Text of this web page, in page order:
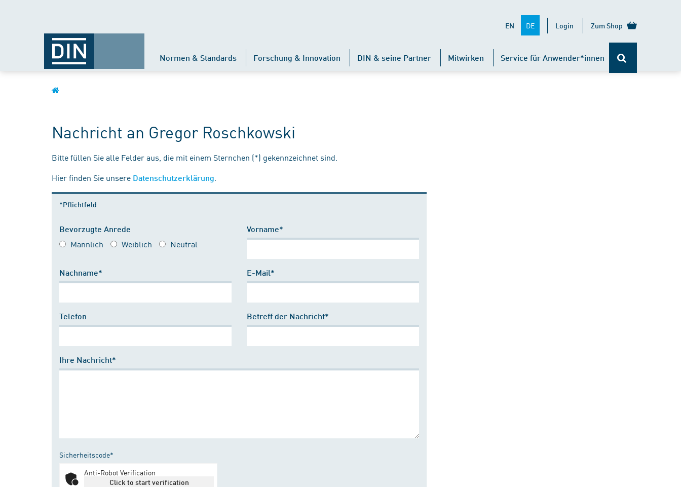
EN DE Login Zum Shop
Normen & Standards Forschung & Innovation DIN & seine Partner Mitwirken Service für Anwender*innen
Nachricht an Gregor Roschkowski
Bitte füllen Sie alle Felder aus, die mit einem Sternchen (*) gekennzeichnet sind.
Hier finden Sie unsere Datenschutzerklärung
*Pflichtfeld
Bevorzugte Anrede
Männlich Weiblich Neutral
Vorname*
Nachname* E-Mail*
Telefon Betreff der Nachricht*
Ihre Nachricht*
Sicherheitscode*
Anti-Robot Verification
Click to start verification